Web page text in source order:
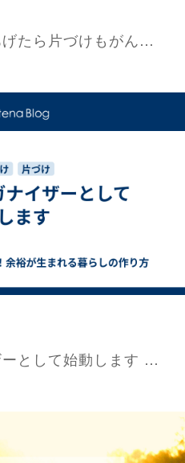
したいことを叶えてあげたら片づけもがんばれる - かよが届ける防災と暮らし 福岡から
メンタルオーガナイザーとして始動します - かよが届ける防災と暮らし 福岡から